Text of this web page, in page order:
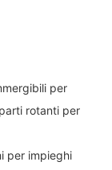
per
rotanti per
per impieghi